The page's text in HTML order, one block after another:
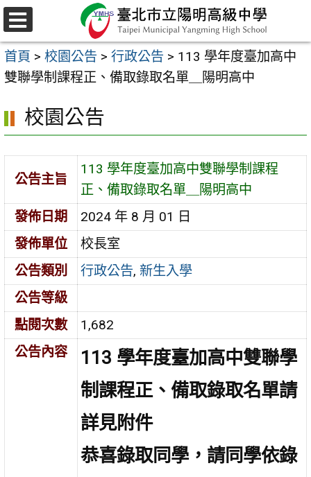
跳
至
主
要
容
區
選
單
首頁 > 校園公告 > 行政公告 > 113 學年度臺加高中
雙聯學制課程正、備取錄取名單＿陽明高中
校園公告
公告主旨
113 學年度臺加高中雙聯學制課程
正、備取錄取名單＿陽明高中
發佈日期
2024 年 8 月 01 日
發佈單位
校長室
公告類別
行政公告,新生入學
公告等級
點閱次數
1,682
公告內容
113 學年度臺加高中雙聯學
制課程正、備取錄取名單請
詳見附件
恭喜錄取同學，請同學依錄